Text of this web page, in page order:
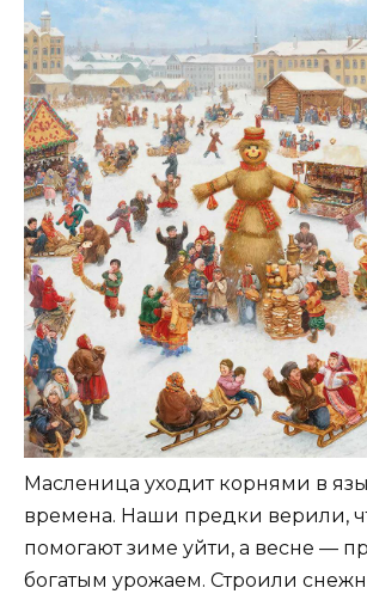
Масленица уходит корнями в
времена. Наши предки верили,
помогают зиме уйти, а весне —
богатым урожаем. Строили